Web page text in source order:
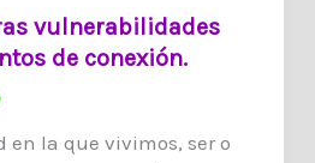
vulnerabilidades
de conexión.
en la que vivimos, ser o